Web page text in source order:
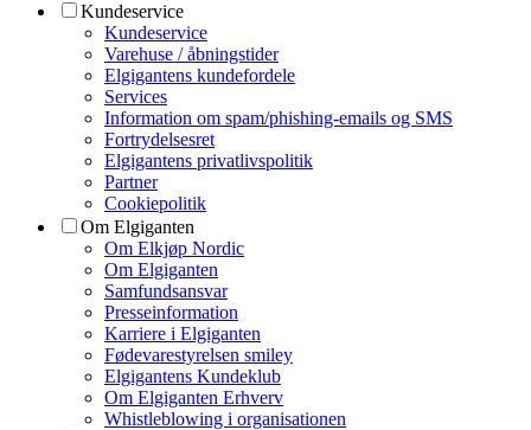
Kundeservice
Kundeservice
Varehuse / åbningstider
Elgigantens kundefordele
Services
Information om spam/phishing-emails og SMS
Fortrydelsesret
Elgigantens privatlivspolitik
Partner
Cookiepolitik
Om Elgiganten
Om Elkjøp Nordic
Om Elgiganten
Samfundsansvar
Presseinformation
Karriere i Elgiganten
Fødevarestyrelsen smiley
Elgigantens Kundeklub
Om Elgiganten Erhverv
Whistleblowing i organisationen